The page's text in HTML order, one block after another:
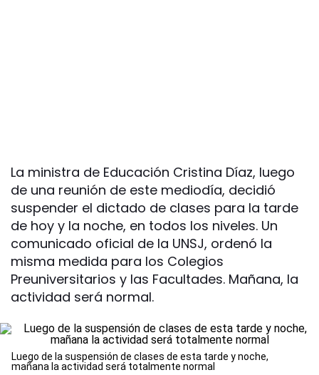
La ministra de Educación Cristina Díaz, luego
de una reunión de este mediodía, decidió
suspender el dictado de clases para la tarde
de hoy y la noche, en todos los niveles. Un
comunicado oficial de la UNSJ, ordenó la
misma medida para los Colegios
Preuniversitarios y las Facultades. Mañana, la
actividad será normal.
Luego de la suspensión de clases de esta tarde y noche,
mañana la actividad será totalmente normal